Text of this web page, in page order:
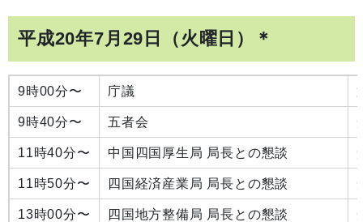
平成20年7月29日（火曜日）＊
9時00分〜 庁議
9時40分〜 五者会
11時40分〜 中国四国厚生局 局長との懇談
11時50分〜 四国経済産業局 局長との懇談
13時00分〜 四国地方整備局 局長との懇談